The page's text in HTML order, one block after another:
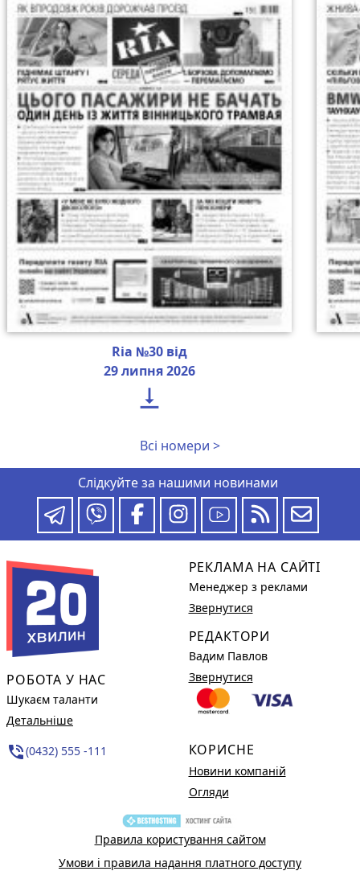
Ria №30 від
29 липня 2026

Всі номери >
Слідкуйте за нашими новинами
РОБОТА У НАС
Шукаєм таланти
Детальніше
phone_in_talk(0432) 555 -111
РЕКЛАМА НА САЙТІ
Менеджер з реклами
Звернутися
РЕДАКТОРИ
Вадим Павлов
Звернутися
КОРИСНЕ
Новини компаній
Огляди
Правила користування сайтом
Умови і правила надання платного доступу